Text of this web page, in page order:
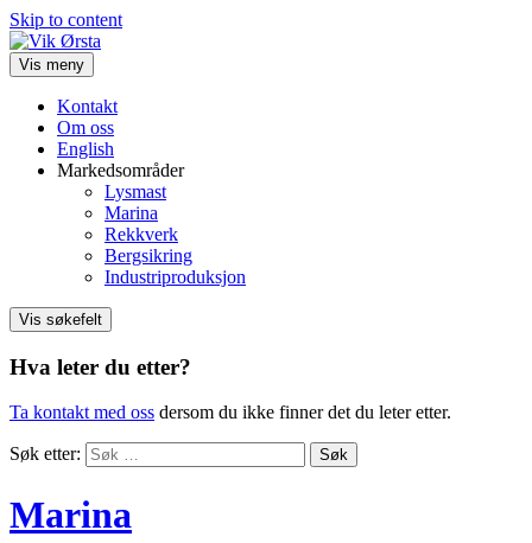
Skip to content
Vis meny
Kontakt
Om oss
English
Markedsområder
Lysmast
Marina
Rekkverk
Bergsikring
Industriproduksjon
Vis søkefelt
Hva leter du etter?
Ta kontakt med oss dersom du ikke finner det du leter etter.
Søk etter:
Marina